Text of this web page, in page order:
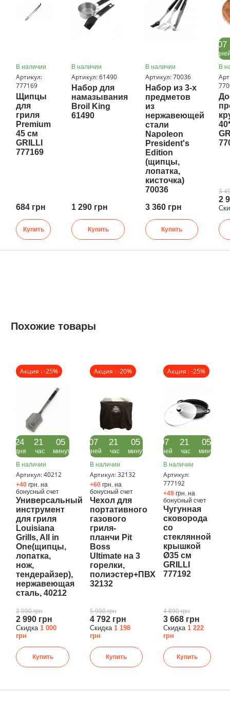
В наличии
Артикул:
777169
Щипцы
для
гриля
Premium
45 см
GRILLI
777169
684 грн
Купить
В наличии
Артикул: 61490
Набор для
намазывания
Broil King
61490
1 290 грн
Купить
В наличии
Артикул: 70036
Набор из 3-х
предметов
из
нержавеющей
стали
Napoleon
President's
Edition
(щипцы,
лопатка,
кисточка)
70036
3 360 грн
Купить
07
В
3
2
Похожие товары
Акция : -25%
24
дня
21
час
05
минут
В наличии
Артикул: 40212
+40грн. на
бонусный счет
Универсальный
инструмент
для гриля
Louisiana
Grills, All in
One(щипцы,
лопатка,
нож,
тендерайзер),
нержавеющая
сталь, 40212
3 990 грн
2 990 грн
Скидка1 000
грн
Купить
Акция : -20%
07
дней
21
час
05
минут
В наличии
Артикул: 32132
+60 грн. на
бонусный счет
Чехол для
портативного
газового
гриля-
планчи Pit
Boss
Ultimate на 3
горелки,
полиэстер+ПВХ
32132
5 990 грн
4 792 грн
Скидка 1 198
грн
Купить
Акция : -25%
07
дней
21
час
05
минут
В наличии
Артикул:
777192
+49грн. на
бонусный счет
Чугунная
сковорода
со
стеклянной
крышкой
Ø35 см
GRILLI
777192
4 890 грн
3 668 грн
Скидка1 222
грн
Купить